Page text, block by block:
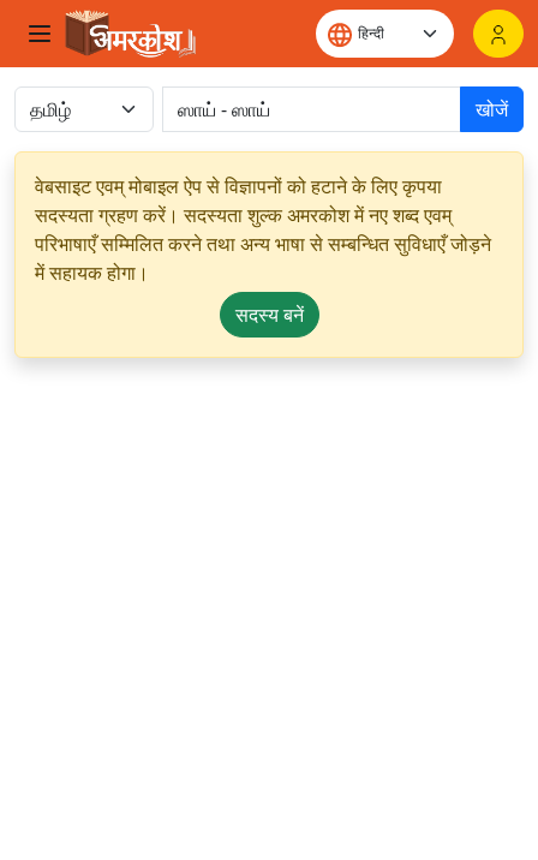
खोजें
वेबसाइट एवम् मोबाइल ऐप से विज्ञापनों को हटाने के लिए कृपया
सदस्यता ग्रहण करें। सदस्यता शुल्क अमरकोश में नए शब्द एवम्
परिभाषाएँ सम्मिलित करने तथा अन्य भाषा से सम्बन्धित सुविधाएँ जोड़ने
में सहायक होगा।
सदस्य बनें